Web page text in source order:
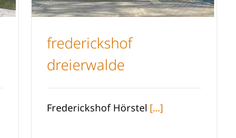
frederickshof
dreierwalde
Frederickshof Hörstel [...]